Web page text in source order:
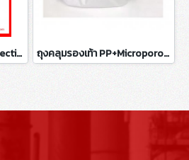
Medical Disposable protective coverall ถุงคลุมรองเท้า PP+Microporous ( Boot Cover )